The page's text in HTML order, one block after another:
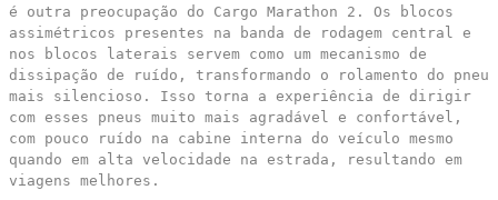
é outra preocupação do Cargo Marathon 2. Os blocos
assimétricos presentes na banda de rodagem central e
nos blocos laterais servem como um mecanismo de
dissipação de ruído, transformando o rolamento do pneu
mais silencioso. Isso torna a experiência de dirigir
com esses pneus muito mais agradável e confortável,
com pouco ruído na cabine interna do veículo mesmo
quando em alta velocidade na estrada, resultando em
viagens melhores.